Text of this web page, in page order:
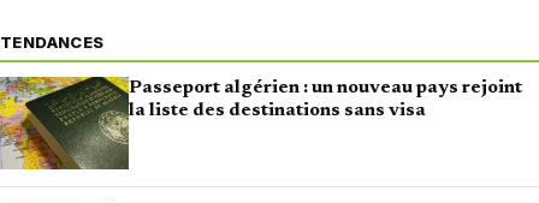
TENDANCES
Passeport algérien : un nouveau pays rejoint
la liste des destinations sans visa